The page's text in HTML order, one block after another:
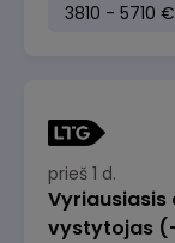
3810 - 5710
prieš 1 d.
vystytojas